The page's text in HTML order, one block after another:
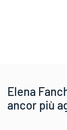
Elena
ancor più